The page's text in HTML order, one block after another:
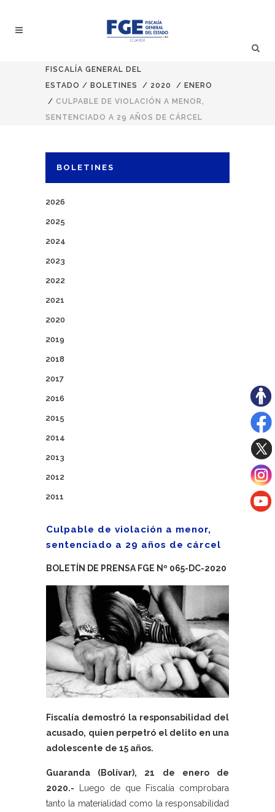
FISCALÍA GENERAL DEL
ESTADO / BOLETINES / 2020 / ENERO
/ CULPABLE DE VIOLACIÓN A MENOR,
SENTENCIADO A 29 AÑOS DE CÁRCEL
BOLETINES
2026
2025
2024
2023
2022
2021
2020
2019
2018
2017
2016
2015
2014
2013
2012
2011
Culpable de violación a menor,
sentenciado a 29 años de cárcel
BOLETÍN DE PRENSA FGE Nº 065-DC-2020
Fiscalía demostró la responsabilidad del
acusado, quien perpetró el delito en una
adolescente de 15 años.
Guaranda (Bolívar), 21 de enero de
2020.- Luego de que Fiscalía comprobara
tanto la materialidad como la responsabilidad